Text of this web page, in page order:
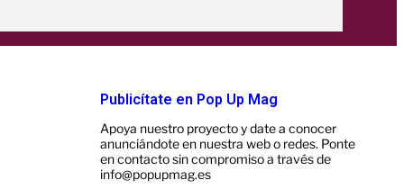
Publicítate en Pop Up Mag
Apoya nuestro proyecto y date a conocer
anunciándote en nuestra web o redes. Ponte
en contacto sin compromiso a través de
info@popupmag.es